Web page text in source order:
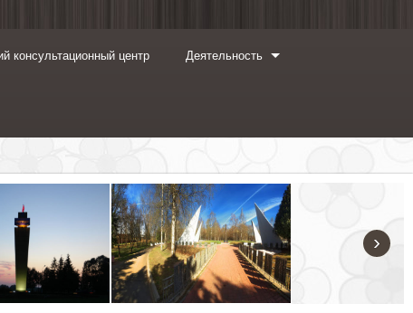
консультационный центр Деятельность
›